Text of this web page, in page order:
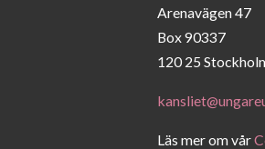
Arenavägen 47
Box 90337
120 25
Läs mer om vår